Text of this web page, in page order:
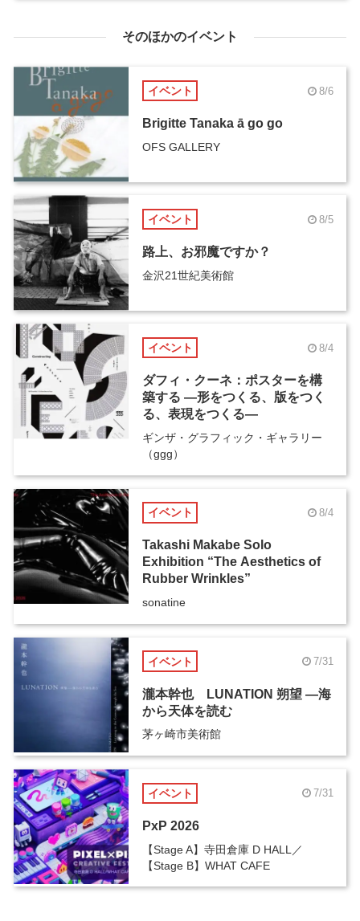
そのほかのイベント
イベント 8/6
Brigitte Tanaka ā go go
OFS GALLERY
イベント 8/5
路上、お邪魔ですか？
金沢21世紀美術館
イベント 8/4
ダフィ・クーネ：ポスターを構
築する ―形をつくる、版をつく
る、表現をつくる―
ギンザ・グラフィック・ギャラリー
（ggg）
イベント 8/4
Takashi Makabe Solo
Exhibition “The Aesthetics of
Rubber Wrinkles”
sonatine
イベント 7/31
瀧本幹也 LUNATION 朔望 ―海
から天体を読む
茅ヶ崎市美術館
イベント 7/31
PxP 2026
【Stage A】寺田倉庫 D HALL／
【Stage B】WHAT CAFE